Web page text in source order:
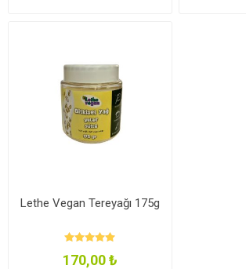
Lethe Vegan Tereyağı 175g
170,00 ₺